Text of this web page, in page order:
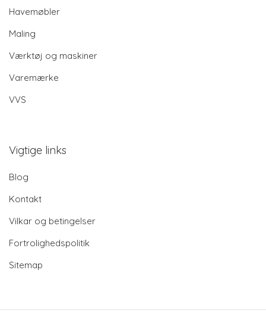
Havemøbler
Maling
Værktøj og maskiner
Varemærke
VVS
Vigtige links
Blog
Kontakt
Vilkar og betingelser
Fortrolighedspolitik
Sitemap